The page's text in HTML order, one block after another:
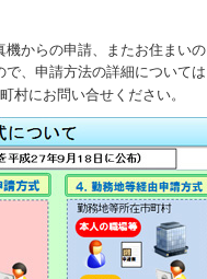
からの申請、またお住まいの
、申請方法の詳細については
村にお問い合せください。